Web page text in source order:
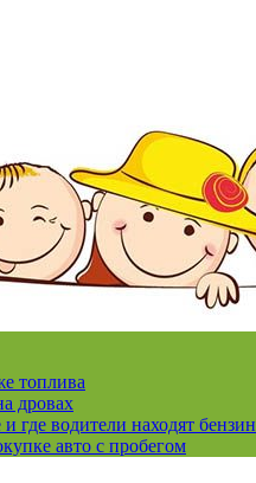
топлива
дровах
где водители находят бензин
авто с пробегом